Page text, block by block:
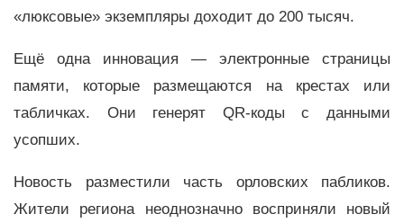
«люксовые» экземпляры доходит до 200 тысяч.
Ещё одна инновация — электронные страницы
памяти, которые размещаются на крестах или
табличках. Они генерят QR-коды с данными
усопших.
Новость разместили часть орловских пабликов.
Жители региона неоднозначно восприняли новый